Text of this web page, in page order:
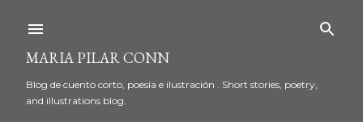
MARIA PILAR CONN
Blog de cuento corto, poesía e ilustración . Short stories, poetry,
and illustrations blog.